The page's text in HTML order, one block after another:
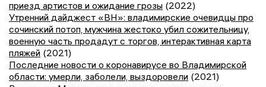
приезд артистов и ожидание грозы (2022)
Утренний дайджест «ВН»: владимирские очевидцы про
сочинский потоп, мужчина жестоко убил сожительницу,
военную часть продадут с торгов, интерактивная карта
пляжей (2021)
Последние новости о коронавирусе во Владимирской
области: умерли, заболели, выздоровели (2021)